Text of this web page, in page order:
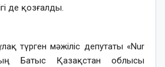
де қозғалды.
түрген мәжіліс депутаты «Nur
Батыс Қазақстан облысы